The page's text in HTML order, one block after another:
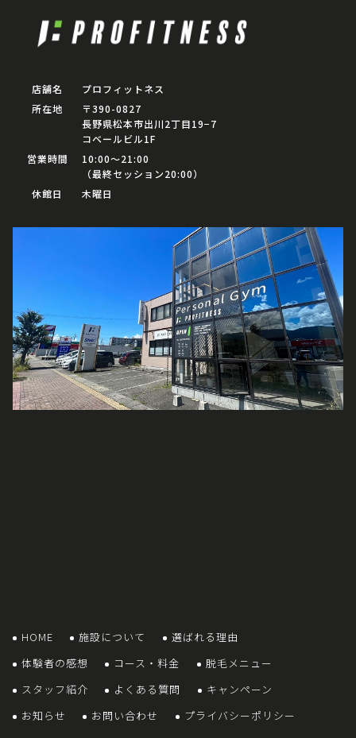
店舗名
プロフィットネス
所在地
〒390-0827
長野県松本市出川2丁目19−7
コベールビル1F
営業時間
10:00〜21:00
（最終セッション20:00）
休館日
木曜日
HOME 施設について
選ばれる理由
体験者の感想
コース・料金
脱毛メニュー
スタッフ紹介
よくある質問
キャンペーン
お知らせ
お問い合わせ プライバシーポリシー